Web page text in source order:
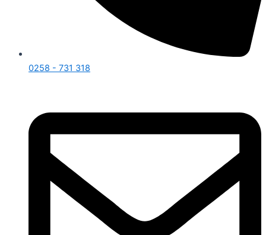
0258 - 731 318